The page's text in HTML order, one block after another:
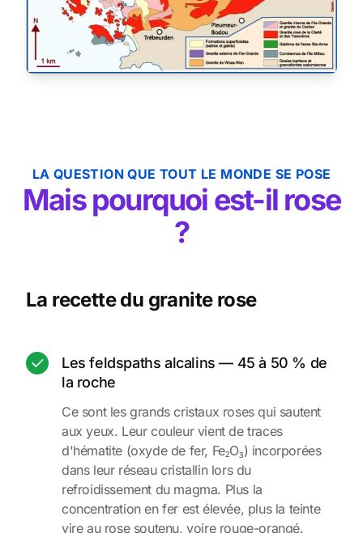
LA QUESTION QUE TOUT LE MONDE SE POSE
Mais pourquoi est-il rose
?
La recette du granite rose
Les feldspaths alcalins — 45 à 50 % de
la roche
Ce sont les grands cristaux roses qui sautent
aux yeux. Leur couleur vient de traces
d'hématite (oxyde de fer, Fe₂O₃) incorporées
dans leur réseau cristallin lors du
refroidissement du magma. Plus la
concentration en fer est élevée, plus la teinte
vire au rose soutenu, voire rouge-orangé.